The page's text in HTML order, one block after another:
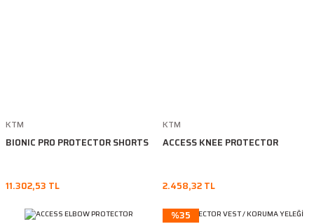
KTM
BIONIC PRO PROTECTOR SHORTS
11.302,53 TL
KTM
ACCESS KNEE PROTECTOR
2.458,32 TL
%35